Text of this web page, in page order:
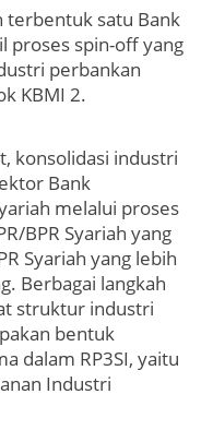
terbentuk satu Bank
proses spin-off yang
perbankan
KBMI 2.
konsolidasi industri
Bank
melalui proses
BPR Syariah yang
Syariah yang lebih
Berbagai langkah
struktur industri
bentuk
dalam RP3SI, yaitu
Industri